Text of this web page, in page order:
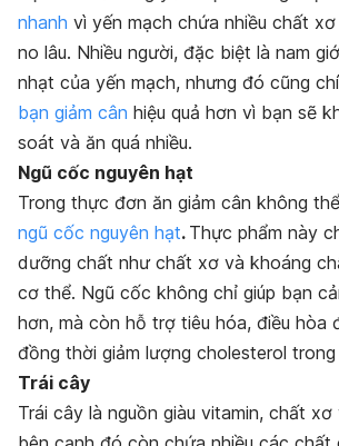
nhanh vì yến mạch chứa nhiều chất
no lâu. Nhiều người, đặc biệt là nam
nhạt của yến mạch, nhưng đó cũng
bạn giảm cân hiệu quả hơn vì bạn sẽ
soát và ăn quá nhiều.
Ngũ cốc nguyên hạt
Trong thực đơn ăn giảm cân không
ngũ cốc nguyên hạt. Thực phẩm này
dưỡng chất như chất xơ và khoáng
cơ thể. Ngũ cốc không chỉ giúp bạn
hơn, mà còn hỗ trợ tiêu hóa, điều hòa
đồng thời giảm lượng cholesterol
Trái cây
Trái cây là nguồn giàu vitamin, chất